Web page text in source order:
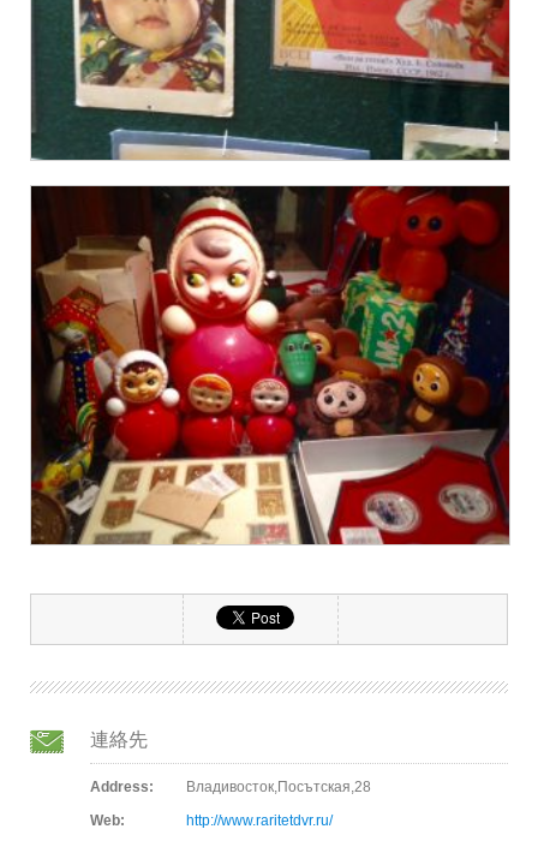
連絡先
Address:
Владивосток,Посътская,28
Web:
http://www.raritetdvr.ru/